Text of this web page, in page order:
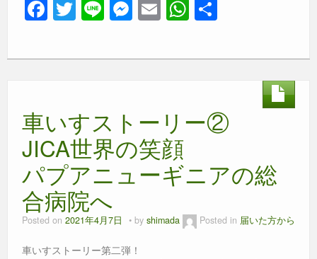
F
a
c
o
o
k
T
wi
tt
Li
n
e
M
e
ss
g
er
E
m
ail
W
h
at
p
車いすストーリー②
JICA世界の笑顔
パプアニューギニアの総
合病院へ
Posted on 2021年4月7日 by shimada Posted in 届いた方から
車いすストーリー第二弾！